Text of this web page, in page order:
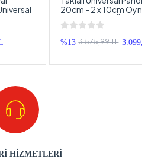
20cm - 2 x 10cm
20cm + 10cm Öne
Pandizot Universal
%13 3.575,99 TL
HİZMETLERİ